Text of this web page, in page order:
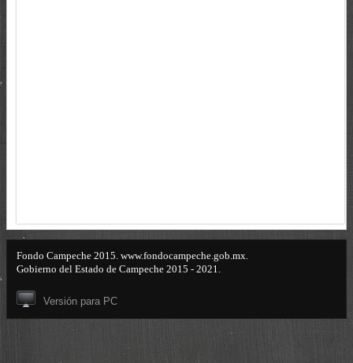
Fondo Campeche 2015. www.fondocampeche.gob.mx.
Gobierno del Estado de Campeche 2015 - 2021.
Versión para PC